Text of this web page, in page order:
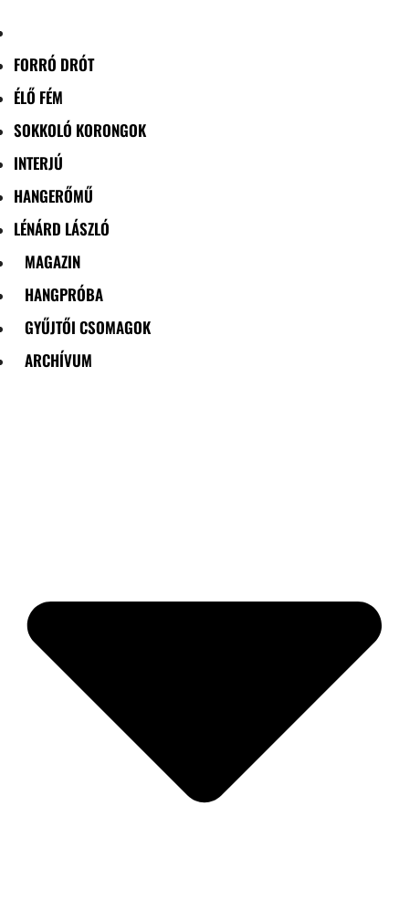
FORRÓ DRÓT
ÉLŐ FÉM
SOKKOLÓ KORONGOK
INTERJÚ
HANGERŐMŰ
LÉNÁRD LÁSZLÓ
MAGAZIN
HANGPRÓBA
GYŰJTŐI CSOMAGOK
ARCHÍVUM